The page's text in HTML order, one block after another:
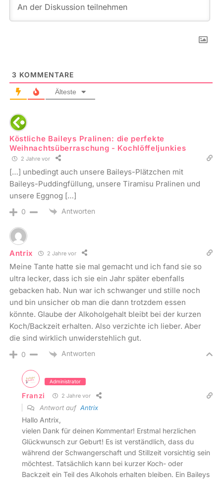
3 KOMMENTARE
Älteste
Köstliche Baileys Pralinen: die perfekte
Weihnachtsüberraschung - Kochlöffeljunkies
2 Jahre vor
[…] unbedingt auch unsere Baileys-Plätzchen mit
Baileys-Puddingfüllung, unsere Tiramisu Pralinen und
unsere Eggnog […]
0 Antworten
Antrix 2 Jahre vor
Meine Tante hatte sie mal gemacht und ich fand sie so
ultra lecker, dass ich sie ein Jahr später ebenfalls
gebacken hab. Nun war ich schwanger und stille noch
und bin unsicher ob man die dann trotzdem essen
könnte. Glaube der Alkoholgehalt bleibt bei der kurzen
Koch/Backzeit erhalten. Also verzichte ich lieber. Aber
die sind wirklich unwiderstehlich gut.
0 Antworten
Administrator
Franzi 2 Jahre vor
Antwort auf Antrix
Hallo Antrix,
vielen Dank für deinen Kommentar! Erstmal herzlichen
Glückwunsch zur Geburt! Es ist verständlich, dass du
während der Schwangerschaft und Stillzeit vorsichtig sein
möchtest. Tatsächlich kann bei kurzer Koch- oder
Backzeit ein Teil des Alkohols erhalten bleiben. Ein Baileys